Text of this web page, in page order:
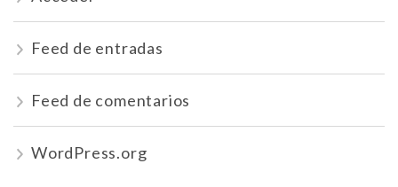
Feed de entradas
Feed de comentarios
WordPress.org